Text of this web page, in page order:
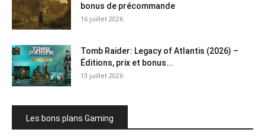
bonus de précommande
16 juillet 2026
Tomb Raider: Legacy of Atlantis (2026) –
Éditions, prix et bonus...
13 juillet 2026
Les bons plans Gaming